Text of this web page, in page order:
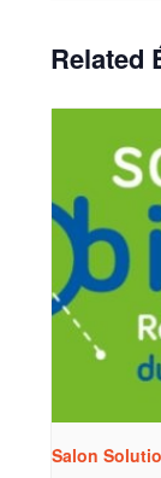
Related
Salon